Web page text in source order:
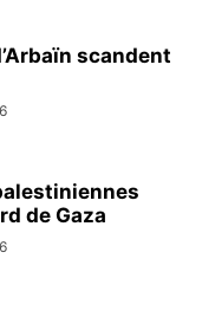
scandent
de Gaza